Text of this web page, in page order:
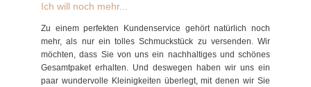
Ich will noch mehr...
Zu einem perfekten Kundenservice gehört natürlich noch
mehr, als nur ein tolles Schmuckstück zu versenden. Wir
möchten, dass Sie von uns ein nachhaltiges und schönes
Gesamtpaket erhalten. Und deswegen haben wir uns ein
paar wundervolle Kleinigkeiten überlegt, mit denen wir Sie